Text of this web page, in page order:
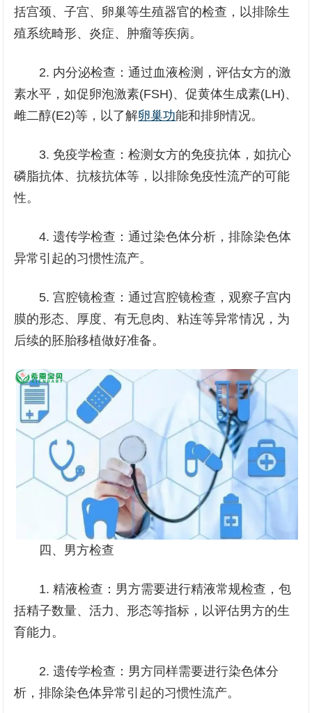
括宫颈、子宫、卵巢等生殖器官的检查，以排除生
殖系统畸形、炎症、肿瘤等疾病。
2. 内分泌检查：通过血液检测，评估女方的激
素水平，如促卵泡激素(FSH)、促黄体生成素(LH)、
雌二醇(E2)等，以了解卵巢功能和排卵情况。
3. 免疫学检查：检测女方的免疫抗体，如抗心
磷脂抗体、抗核抗体等，以排除免疫性流产的可能
性。
4. 遗传学检查：通过染色体分析，排除染色体
异常引起的习惯性流产。
5. 宫腔镜检查：通过宫腔镜检查，观察子宫内
膜的形态、厚度、有无息肉、粘连等异常情况，为
后续的胚胎移植做好准备。
四、男方检查
1. 精液检查：男方需要进行精液常规检查，包
括精子数量、活力、形态等指标，以评估男方的生
育能力。
2. 遗传学检查：男方同样需要进行染色体分
析，排除染色体异常引起的习惯性流产。